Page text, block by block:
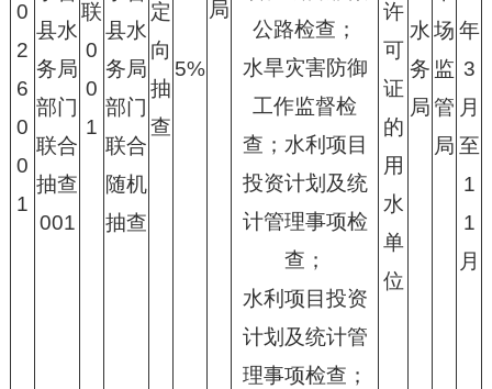
0
2
6
0
0
1
县水
务局
部门
联合
抽查
001
联
0
0
1
县水
务局
部门
联合
随机
抽查
定
向
抽
查
5%
局
公路检查；
水旱灾害防御
工作监督检
查；水利项目
投资计划及统
计管理事项检
查；
水利项目投资
计划及统计管
理事项检查；
许
可
证
的
用
水
单
位
水
务
局
场
监
管
局
年
3
月
至
1
1
月